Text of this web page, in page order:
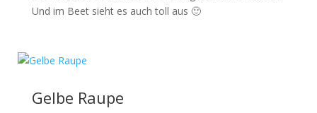
Und im Beet sieht es auch toll aus 🙂
Gelbe Raupe